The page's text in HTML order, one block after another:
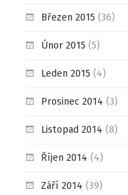
Březen 2015 (36)
Únor 2015 (5)
Leden 2015 (4)
Prosinec 2014 (3)
Listopad 2014 (8)
Říjen 2014 (4)
Září 2014 (39)